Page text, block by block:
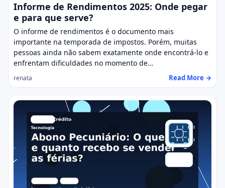
Informe de Rendimentos 2025: Onde pegar
e para que serve?
O informe de rendimentos é o documento mais
importante na temporada de impostos. Porém, muitas
pessoas ainda não sabem exatamente onde encontrá-lo e
enfrentam dificuldades no momento de…
renata Read More →